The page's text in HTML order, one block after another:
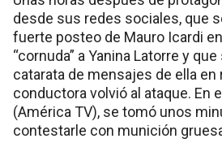
desde sus redes sociales, que
fuerte posteo de Mauro Icardi
“cornuda” a Yanina Latorre y
catarata de mensajes de ella en
conductora volvió al ataque. En
(América TV), se tomó unos
contestarle con munición